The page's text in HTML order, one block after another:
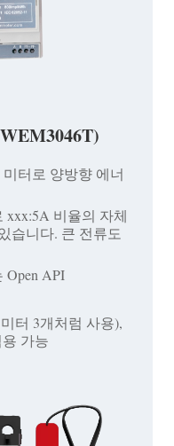
터로 양방향 에너
xxx:5A 비율의 자체
습니다. 큰 전류도
Open API
터 3개처럼 사용),
용 가능